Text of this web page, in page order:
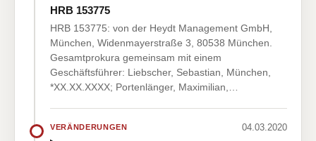
HRB 153775
HRB 153775: von der Heydt Management GmbH,
München, Widenmayerstraße 3, 80538 München.
Gesamtprokura gemeinsam mit einem
Geschäftsführer: Liebscher, Sebastian, München,
*XX.XX.XXXX; Portenlänger, Maximilian,…
VERÄNDERUNGEN 04.03.2020